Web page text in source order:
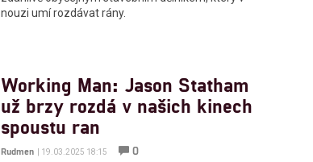
nouzi umí rozdávat rány.
Working Man: Jason Statham
už brzy rozdá v našich kinech
spoustu ran
Rudmen | 19.03.2025 18:15
0